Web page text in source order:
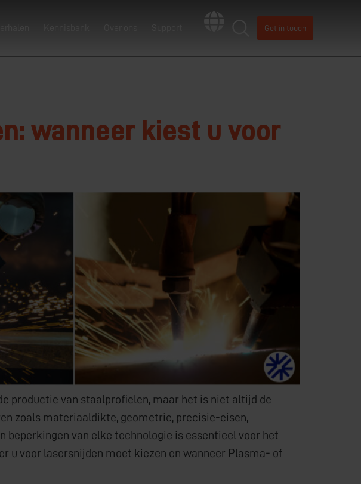
Get in touch
wanneer kiest u voor
productie van staalprofielen, maar het is niet altijd de
zoals materiaaldikte, geometrie, precisie-eisen,
van elke technologie is essentieel voor het
u voor lasersnijden moet kiezen en wanneer Plasma- of